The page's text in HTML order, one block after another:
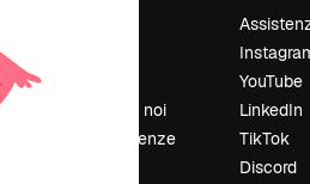
Lavora con noi
Cerca tendenze
YouTube
LinkedIn
TikTok
Discord